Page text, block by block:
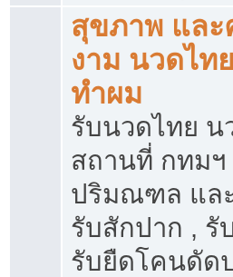
สุขภาพ และ
งาม นวดไท
ทำผม
รับนวดไทย น
สถานที่ กทมฯ
ปริมณฑล แล
รับสักปาก , รั
รับยืดโคนดัด